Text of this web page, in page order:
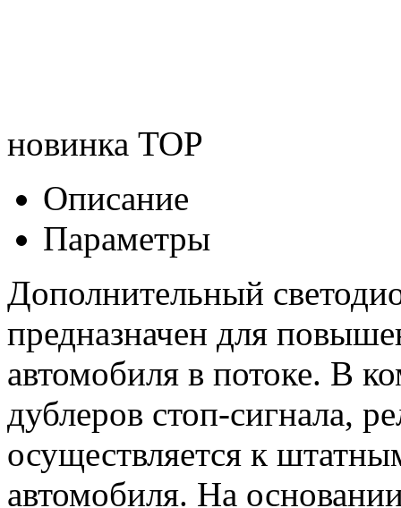
новинка TOP
Описание
Параметры
Дополнительный
предназначен для
автомобиля в потоке. В
дублеров стоп-сигнала,
осуществляется к
автомобиля. На